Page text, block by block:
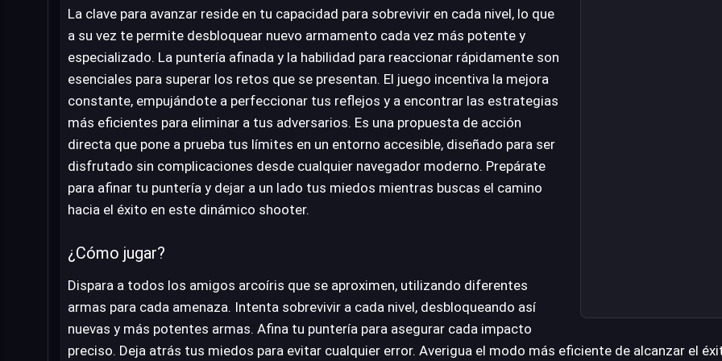
La clave para avanzar reside en tu capacidad para sobrevivir en cada nivel, lo que
a su vez te permite desbloquear nuevo armamento cada vez más potente y
especializado. La puntería afinada y la habilidad para reaccionar rápidamente son
esenciales para superar los retos que se presentan. El juego incentiva la mejora
constante, empujándote a perfeccionar tus reflejos y a encontrar las estrategias
más eficientes para eliminar a tus adversarios. Es una propuesta de acción
directa que pone a prueba tus límites en un entorno accesible, diseñado para ser
disfrutado sin complicaciones desde cualquier navegador moderno. Prepárate
para afinar tu puntería y dejar a un lado tus miedos mientras buscas el camino
hacia el éxito en este dinámico shooter.
¿Cómo jugar?
Dispara a todos los amigos arcoíris que se aproximen, utilizando diferentes
armas para cada amenaza. Intenta sobrevivir a cada nivel, desbloqueando así
nuevas y más potentes armas. Afina tu puntería para asegurar cada impacto
preciso. Deja atrás tus miedos para evitar cualquier error. Averigua el modo más eficiente de alcanzar el